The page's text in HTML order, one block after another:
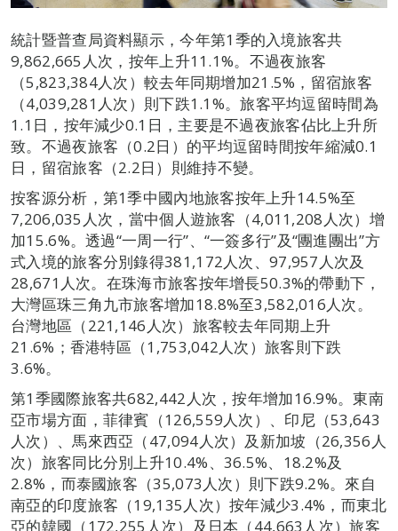
統計暨普查局資料顯示，今年第1季的入境旅客共
9,862,665人次，按年上升11.1%。不過夜旅客
（5,823,384人次）較去年同期增加21.5%，留宿旅客
（4,039,281人次）則下跌1.1%。旅客平均逗留時間為
1.1日，按年減少0.1日，主要是不過夜旅客佔比上升所
致。不過夜旅客（0.2日）的平均逗留時間按年縮減0.1
日，留宿旅客（2.2日）則維持不變。
按客源分析，第1季中國內地旅客按年上升14.5%至
7,206,035人次，當中個人遊旅客（4,011,208人次）增
加15.6%。透過“一周一行”、“一簽多行”及“團進團出”方
式入境的旅客分別錄得381,172人次、97,957人次及
28,671人次。在珠海市旅客按年增長50.3%的帶動下，
大灣區珠三角九市旅客增加18.8%至3,582,016人次。
台灣地區（221,146人次）旅客較去年同期上升
21.6%；香港特區（1,753,042人次）旅客則下跌
3.6%。
第1季國際旅客共682,442人次，按年增加16.9%。東南
亞市場方面，菲律賓（126,559人次）、印尼（53,643
人次）、馬來西亞（47,094人次）及新加坡（26,356人
次）旅客同比分別上升10.4%、36.5%、18.2%及
2.8%，而泰國旅客（35,073人次）則下跌9.2%。來自
南亞的印度旅客（19,135人次）按年減少3.4%，而東北
亞的韓國（172,255人次）及日本（44,663人次）旅客